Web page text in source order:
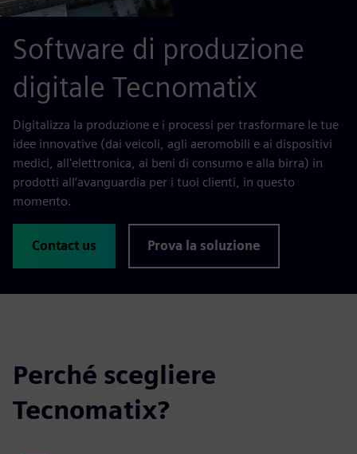
Software di produzione
digitale Tecnomatix
Digitalizza la produzione e i processi per trasformare le tue
idee innovative (dai veicoli, agli aeromobili e ai dispositivi
medici, all'elettronica, ai beni di consumo e alla birra) in
prodotti all’avanguardia per i tuoi clienti, in questo
momento.
Contact us Prova la soluzione
Perché scegliere
Tecnomatix?